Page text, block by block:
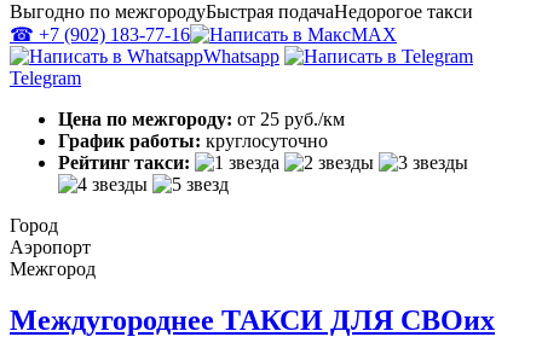
Выгодно по межгородуБыстрая подачаНедорогое такси
☎ +7 (902) 183-77-16
MAX
Whatsapp
Telegram
Цена по межгороду: от 25 руб./км
График работы: круглосуточно
Рейтинг такси:
Город
Аэропорт
Межгород
Междугороднее ТАКСИ ДЛЯ СВОих